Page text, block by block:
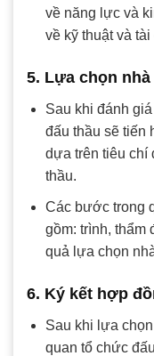
về năng lực và
về kỹ thuật và
5. Lựa chọn nhà
Sau khi đánh
đấu thầu sẽ tiến
dựa trên tiêu chí
thầu.
Các bước trong
gồm: trình, thẩm
quả lựa chọn
6. Ký kết hợp
Sau khi lựa
quan tổ chức